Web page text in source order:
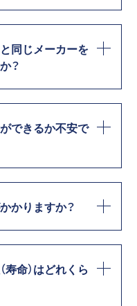
同じメーカーを
？
できるか不安で
かりますか？
命）はどれくら